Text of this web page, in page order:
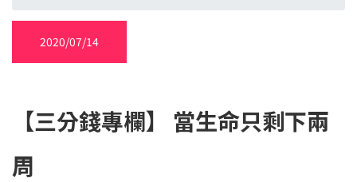
2020/07/14
【三分錢專欄】 當生命只剩下兩
周